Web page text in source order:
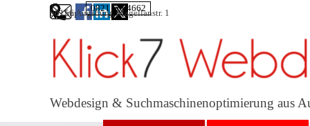
Direkt zum Seiteninhalt0821 5664662
86156 Augsburg, Magellanstr. 1
Impressum
Webdesign & Suchmaschinenoptimierung aus